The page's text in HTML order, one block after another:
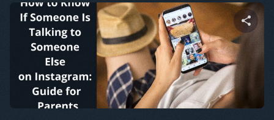
TR
PT
ON
Udostępnij ten artykuł
Twitter Facebook Kopiuj link